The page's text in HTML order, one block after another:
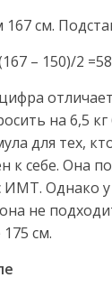
см.
– 150)/2
на 6,5
для тех,
к себе. Она
ИМТ. Однако
не
см.